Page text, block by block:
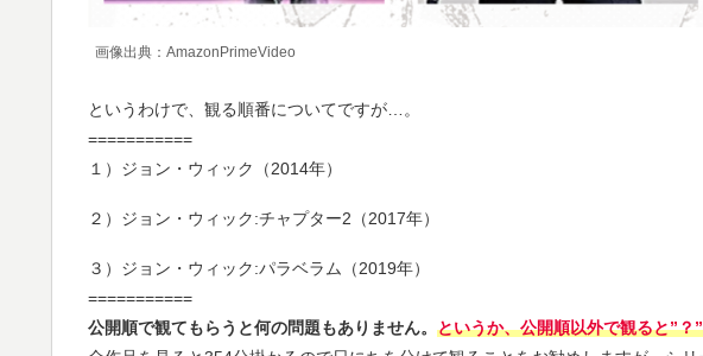
画像出典：AmazonPrimeVideo
というわけで、観る順番についてですが…。
===========
１）ジョン・ウィック（2014年）
２）ジョン・ウィック:チャプター2（2017年）
３）ジョン・ウィック:パラベラム（2019年）
===========
公開順で観てもらうと何の問題もありません。 というか、公開順以外で観ると”？